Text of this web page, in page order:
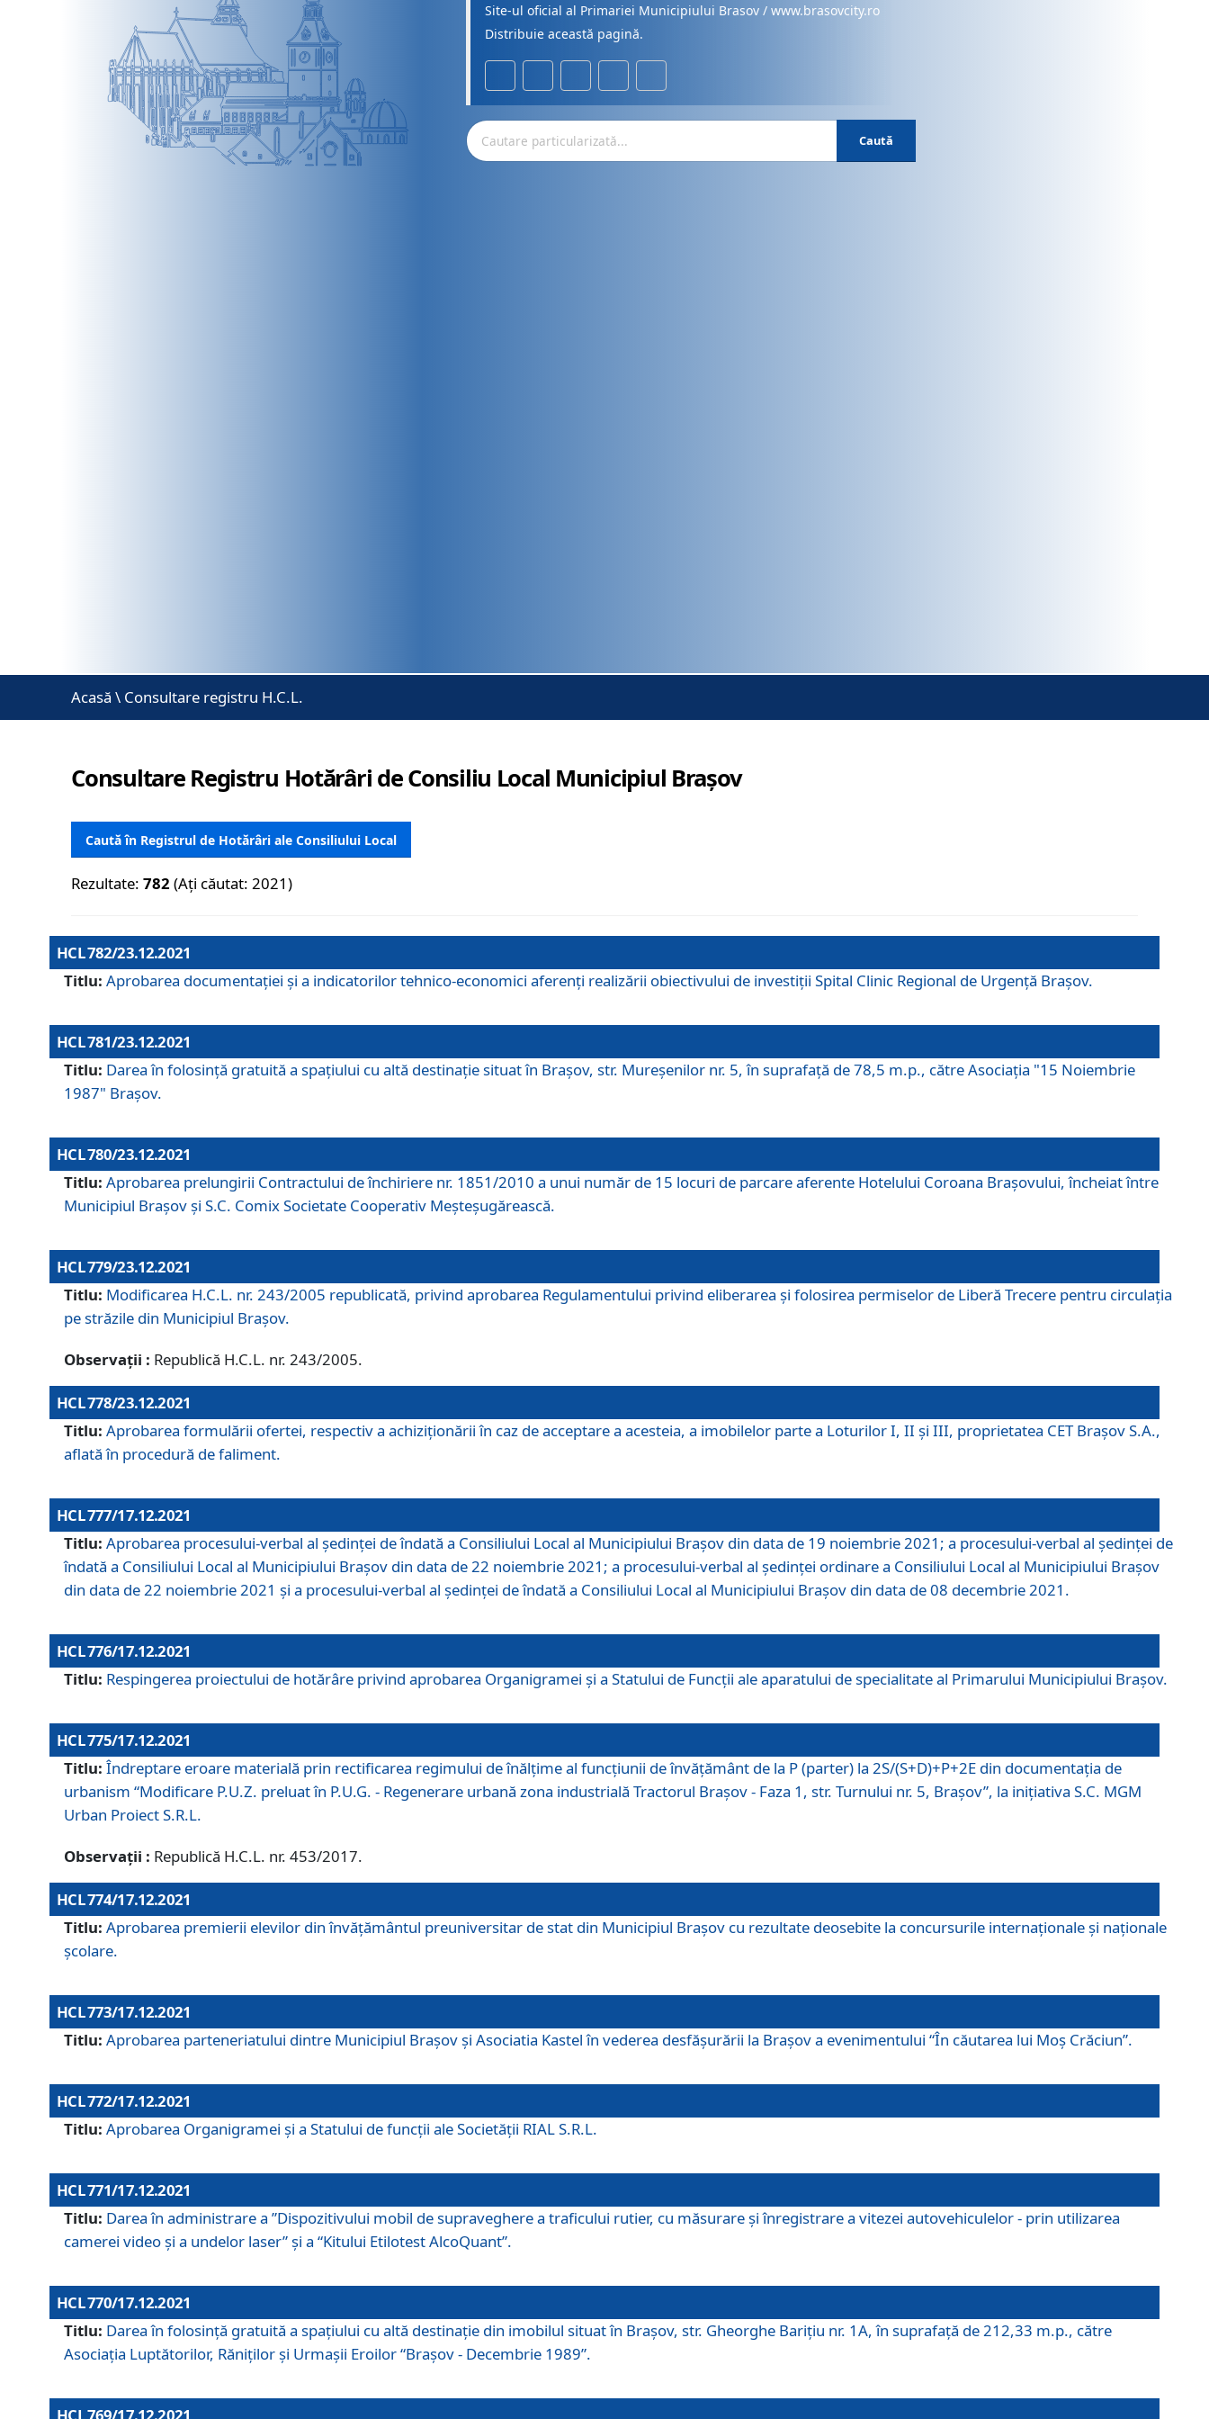
Site-ul oficial al Primariei Municipiului Brasov / www.brasovcity.ro
Distribuie această pagină.
Caută
Acasă \ Consultare registru H.C.L.
Consultare Registru Hotărâri de Consiliu Local Municipiul Brașov
Caută în Registrul de Hotărâri ale Consiliului Local
Rezultate:782 (Ați căutat: 2021)
HCL 782/23.12.2021
Titlu: Aprobarea documentației și a indicatorilor tehnico-economici aferenți realizării obiectivului de investiții Spital Clinic Regional de Urgență Brașov.
HCL 781/23.12.2021
Titlu: Darea în folosinţă gratuită a spaţiului cu altă destinaţie situat în Braşov, str. Mureşenilor nr. 5, în suprafaţă de 78,5 m.p., către Asociaţia "15 Noiembrie
1987" Braşov.
HCL 780/23.12.2021
Titlu: Aprobarea prelungirii Contractului de închiriere nr. 1851/2010 a unui număr de 15 locuri de parcare aferente Hotelului Coroana Brașovului, încheiat între
Municipiul Braşov şi S.C. Comix Societate Cooperativ Meșteșugărească.
HCL 779/23.12.2021
Titlu: Modificarea H.C.L. nr. 243/2005 republicată, privind aprobarea Regulamentului privind eliberarea şi folosirea permiselor de Liberă Trecere pentru circulația
pe străzile din Municipiul Braşov.
Observații : Republică H.C.L. nr. 243/2005.
HCL 778/23.12.2021
Titlu: Aprobarea formulării ofertei, respectiv a achiziționării în caz de acceptare a acesteia, a imobilelor parte a Loturilor I, II și III, proprietatea CET Brașov S.A.,
aflată în procedură de faliment.
HCL 777/17.12.2021
Titlu: Aprobarea procesului-verbal al şedinţei de îndată a Consiliului Local al Municipiului Braşov din data de 19 noiembrie 2021; a procesului-verbal al şedinţei de
îndată a Consiliului Local al Municipiului Braşov din data de 22 noiembrie 2021; a procesului-verbal al şedinţei ordinare a Consiliului Local al Municipiului Braşov
din data de 22 noiembrie 2021 și a procesului-verbal al şedinţei de îndată a Consiliului Local al Municipiului Braşov din data de 08 decembrie 2021.
HCL 776/17.12.2021
Titlu: Respingerea proiectului de hotărâre privind aprobarea Organigramei şi a Statului de Funcţii ale aparatului de specialitate al Primarului Municipiului Braşov.
HCL 775/17.12.2021
Titlu: Îndreptare eroare materială prin rectificarea regimului de înălţime al funcţiunii de învăţământ de la P (parter) la 2S/(S+D)+P+2E din documentaţia de
urbanism “Modificare P.U.Z. preluat în P.U.G. - Regenerare urbană zona industrială Tractorul Braşov - Faza 1, str. Turnului nr. 5, Braşov”, la iniţiativa S.C. MGM
Urban Proiect S.R.L.
Observații : Republică H.C.L. nr. 453/2017.
HCL 774/17.12.2021
Titlu: Aprobarea premierii elevilor din învățământul preuniversitar de stat din Municipiul Brașov cu rezultate deosebite la concursurile internaționale și naționale
școlare.
HCL 773/17.12.2021
Titlu: Aprobarea parteneriatului dintre Municipiul Brașov și Asociatia Kastel în vederea desfăşurării la Brașov a evenimentului “În căutarea lui Moș Crăciun”.
HCL 772/17.12.2021
Titlu: Aprobarea Organigramei şi a Statului de funcţii ale Societăţii RIAL S.R.L.
HCL 771/17.12.2021
Titlu: Darea în administrare a ”Dispozitivului mobil de supraveghere a traficului rutier, cu măsurare și înregistrare a vitezei autovehiculelor - prin utilizarea
camerei video și a undelor laser” și a “Kitului Etilotest AlcoQuant”.
HCL 770/17.12.2021
Titlu: Darea în folosinţă gratuită a spaţiului cu altă destinaţie din imobilul situat în Braşov, str. Gheorghe Bariţiu nr. 1A, în suprafaţă de 212,33 m.p., către
Asociaţia Luptătorilor, Răniţilor şi Urmaşii Eroilor “Braşov - Decembrie 1989”.